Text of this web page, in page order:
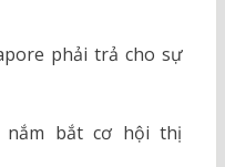
phải trả cho sự
nắm bắt cơ hội thị